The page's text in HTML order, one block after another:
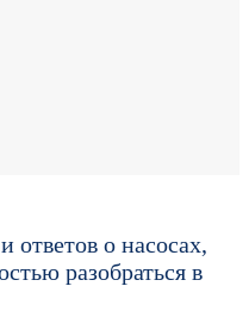
ответов о насосах,
разобраться в